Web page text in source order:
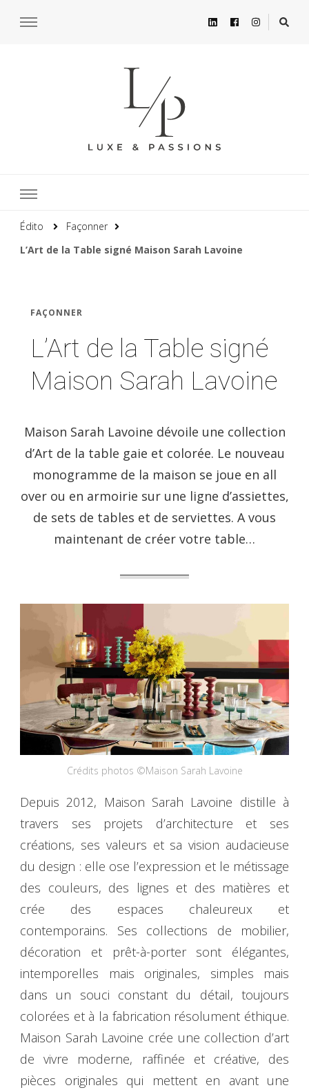
Édito
Façonner
L’Art de la Table signé Maison Sarah Lavoine
FAÇONNER
L’Art de la Table signé
Maison Sarah Lavoine
Maison Sarah Lavoine dévoile une collection
d’Art de la table gaie et colorée. Le nouveau
monogramme de la maison se joue en all
over ou en armoirie sur une ligne d’assiettes,
de sets de tables et de serviettes. A vous
maintenant de créer votre table…
Crédits photos ©Maison Sarah Lavoine
Depuis 2012, Maison Sarah Lavoine distille à
travers ses projets d’architecture et ses
créations, ses valeurs et sa vision audacieuse
du design : elle ose l’expression et le métissage
des couleurs, des lignes et des matières et
crée des espaces chaleureux et
contemporains. Ses collections de mobilier,
décoration et prêt-à-porter sont élégantes,
intemporelles mais originales, simples mais
dans un souci constant du détail, toujours
colorées et à la fabrication résolument éthique.
Maison Sarah Lavoine crée une collection d’art
de vivre moderne, raffinée et créative, des
pièces originales qui mettent en avant une